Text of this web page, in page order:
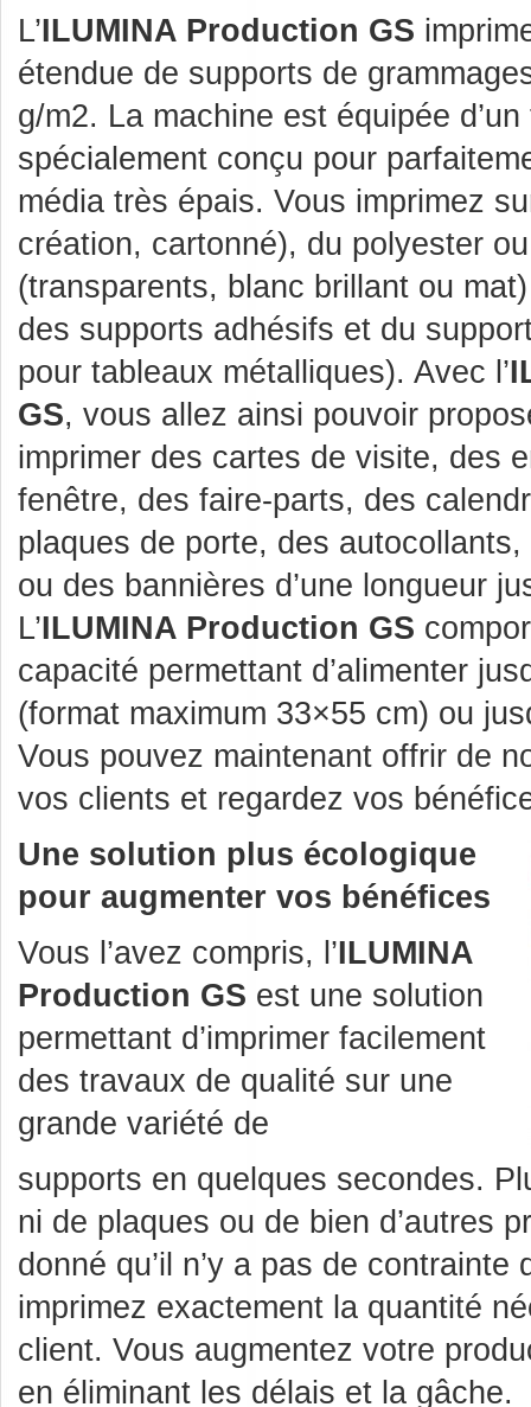
L’ILUMINA Production GS
étendue de supports de
g/m2. La machine est équipée
spécialement conçu pour
média très épais. Vous imprimez
création, cartonné), du polyester
(transparents, blanc brillant ou
des supports adhésifs et du
pour tableaux métalliques). Avec l’
GS, vous allez ainsi pouvoir
imprimer des cartes de visite, des
fenêtre, des faire-parts, des
plaques de porte, des
ou des bannières d’une longueur
L’ILUMINA Production GS
capacité permettant d’alimenter
(format maximum 33×55 cm) ou
Vous pouvez maintenant offrir de
vos clients et regardez vos
Une solution plus écologique
pour augmenter vos bénéfices
Vous l’avez compris, l’ILUMINA
Production GS est une solution
permettant d’imprimer facilement
des travaux de qualité sur une
grande variété de
supports en quelques secondes.
ni de plaques ou de bien d’autres
donné qu’il n’y a pas de
imprimez exactement la quantité
client. Vous augmentez votre
en éliminant les délais et la gâche.